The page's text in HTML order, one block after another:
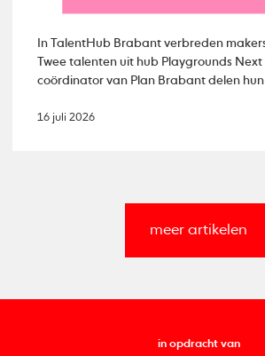
In TalentHub Brabant verbreden
Twee talenten uit hub Playgrounds Next
coördinator van Plan Brabant delen hun
16 juli 2026
meer artikelen
in opdracht van